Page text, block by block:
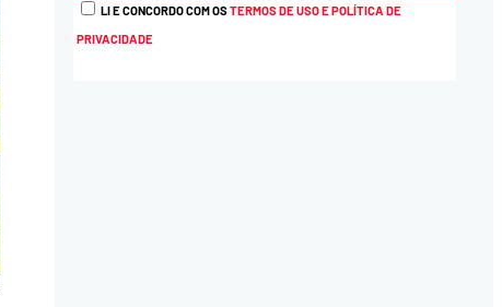
LI E CONCORDO COM OSTERMOS DE USO E POLÍTICA DE
PRIVACIDADE